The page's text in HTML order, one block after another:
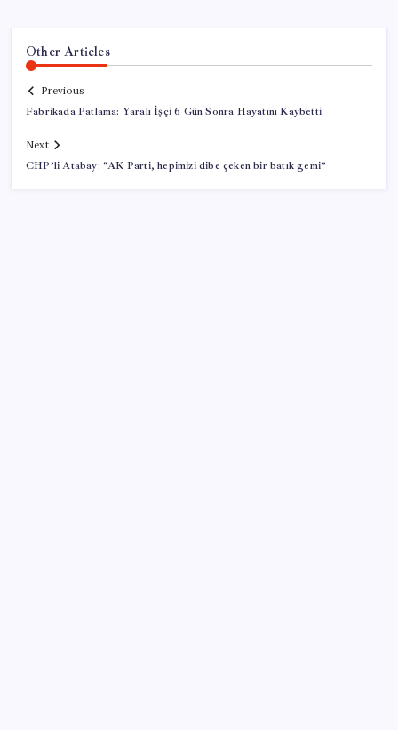
Other Articles
Previous
Fabrikada Patlama: Yaralı İşçi 6 Gün Sonra Hayatını Kaybetti
Next
CHP’li Atabay: “AK Parti, hepimizi dibe çeken bir batık gemi”